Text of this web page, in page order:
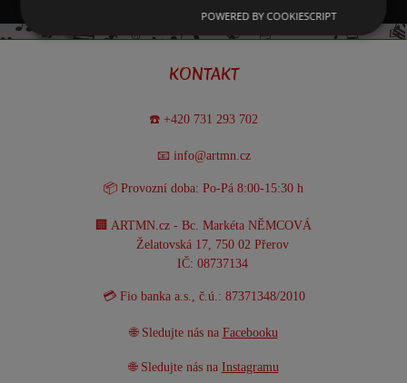
KONTAKT
☎️ +420 731 293 702
📧 info@artmn.cz
📦 Provozní doba: Po-Pá 8:00-15:30 h
🏢 ARTMN.cz - Bc. Markéta NĚMCOVÁ
Želatovská 17, 750 02 Přerov
IČ: 08737134
💳 Fio banka a.s., č.ú.: 87371348/2010
🌐 Sledujte nás na Facebooku
🌐 Sledujte nás na Instagramu
POWERED BY COOKIESCRIPT